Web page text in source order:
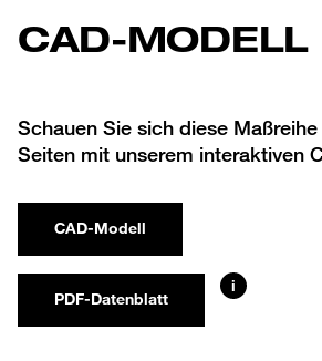
CAD-MODELL
Schauen Sie sich diese
Seiten mit unserem interaktiven
CAD-Modell
PDF-Datenblatt
i